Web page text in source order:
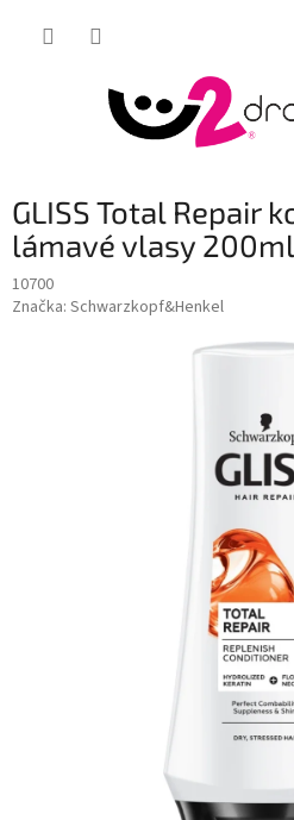
GLISS Total Repair
lámavé vlasy 200ml
10700
Značka: Schwarzkopf&Henkel